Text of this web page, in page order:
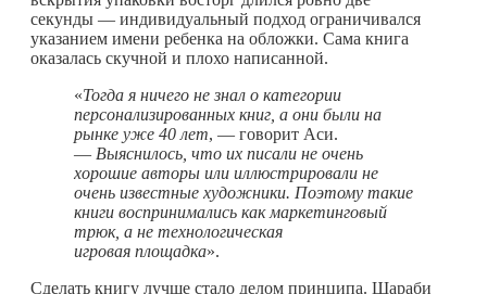
секунды — индивидуальный подход ограничивался
указанием имени ребенка на обложки. Сама книга
оказалась скучной и плохо написанной.
«Тогда я ничего не знал о категории
персонализированных книг, а они были на
рынке уже 40 лет, — говорит Аси.
— Выяснилось, что их писали не очень
хорошие авторы или иллюстрировали не
очень известные художники. Поэтому такие
книги воспринимались как маркетинговый
трюк, а не технологическая
игровая площадка».
Сделать книгу лучше стало делом принципа. Шараби